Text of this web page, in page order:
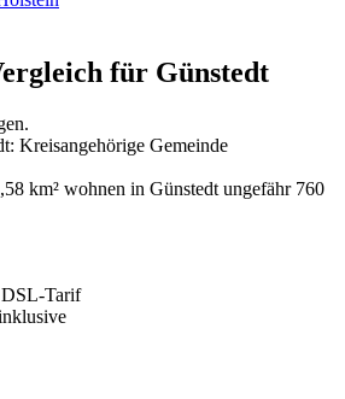
für Günstedt
Kreisangehörige Gemeinde
km² wohnen in Günstedt ungefähr 760
Tarif